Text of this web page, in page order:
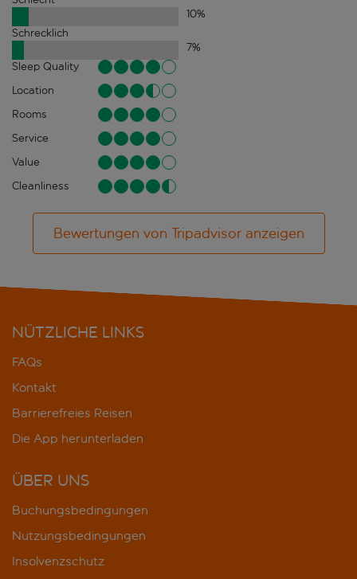
10%
Schrecklich
7%
Sleep Quality
Location
Rooms
Service
Value
Cleanliness
Bewertungen von Tripadvisor anzeigen
NÜTZLICHE LINKS
FAQs
Kontakt
Barrierefreies Reisen
Die App herunterladen
ÜBER UNS
Buchungsbedingungen
Nutzungsbedingungen
Insolvenzschutz